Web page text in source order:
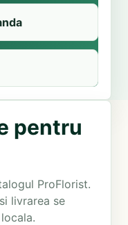
pentru
ProFlorist.
livrarea se